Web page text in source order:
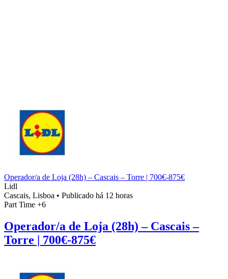
Operador/a de Loja (28h) – Cascais – Torre | 700€-875€
Lidl
Cascais, Lisboa • Publicado há 12 horas
Part Time +6
Operador/a de Loja (28h) – Cascais –
Torre | 700€-875€